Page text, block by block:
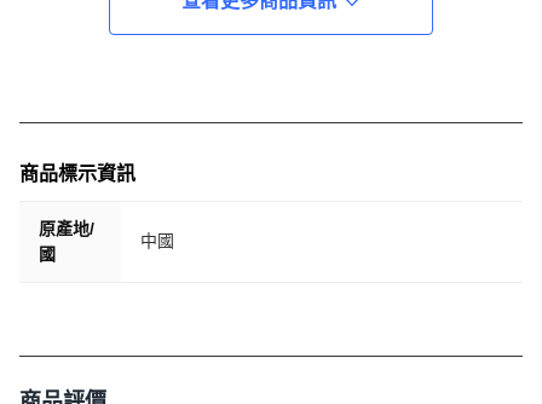
商品標示資訊
原產地/
國
中國